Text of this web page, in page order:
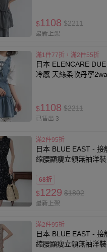
$1108 $2211
最新上架
滿1件77折，滿2件55折
日本 ELENCARE
冷感 天絲柔軟丹寧
$1108 $2211
已售出 3
滿2件95折
日本 BLUE EAST - 接
縮腰顯瘦立領無袖洋裝
68折
$1229 $1802
最新上架
滿2件95折
日本 BLUE EAST - 接
縮腰顯瘦立領無袖洋裝